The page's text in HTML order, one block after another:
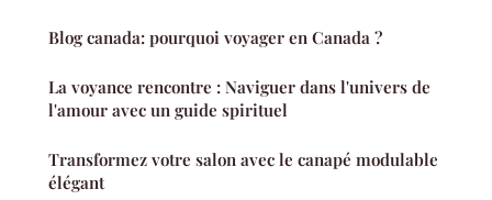
Blog canada: pourquoi voyager en Canada ?
La voyance rencontre : Naviguer dans l'univers de
l'amour avec un guide spirituel
Transformez votre salon avec le canapé modulable
élégant